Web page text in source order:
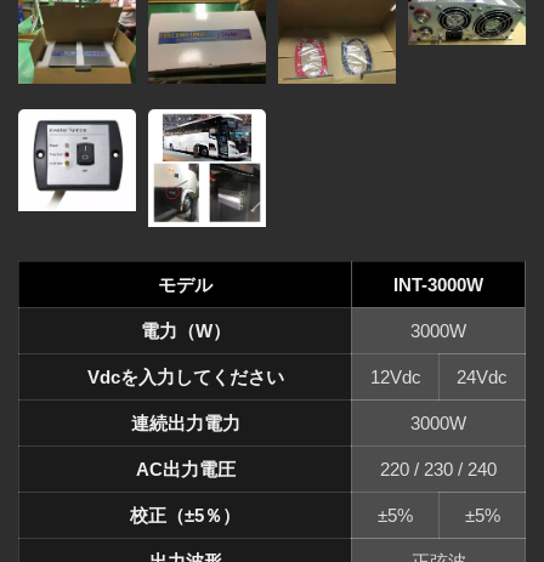
モデル INT-3000W
電力（W） 3000W
Vdcを入力してください 12Vdc 24Vdc
連続出力電力 3000W
AC出力電圧 220 / 230 / 240
校正（±5％） ±5% ±5%